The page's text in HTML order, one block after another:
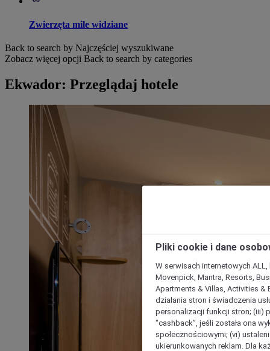
Zwierzęta mile widziane
Back to search by Najczęściej wyszukiwane
Zobacz więcej opcji Back to search by categories
Ekwador: Przeglądaj hotele
Pliki cookie i dane
W serwisach internetowych
Movenpick, Mantra, Resorts,
Apartments & Villas, Activities &
działania stron i świadczenia
personalizacji funkcji stron; (iii)
"cashback”, jeśli została ona
społecznościowymi; (vi)
ukierunkowanych reklam. Dla